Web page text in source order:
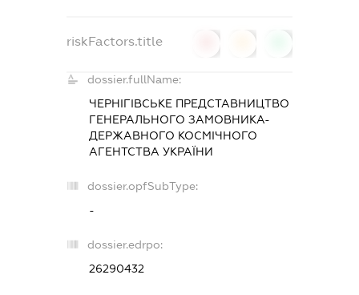
riskFactors.title
dossier.fullName:
ЧЕРНІГІВСЬКЕ ПРЕДСТАВНИЦТВО
ГЕНЕРАЛЬНОГО ЗАМОВНИКА-
ДЕРЖАВНОГО КОСМІЧНОГО
АГЕНТСТВА УКРАЇНИ
dossier.opfSubType:
-
dossier.edrpo:
26290432